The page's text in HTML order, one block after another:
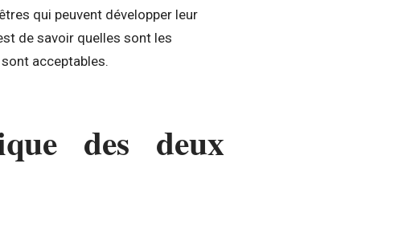
qui peuvent développer leur
de savoir quelles sont les
acceptables.
des deux